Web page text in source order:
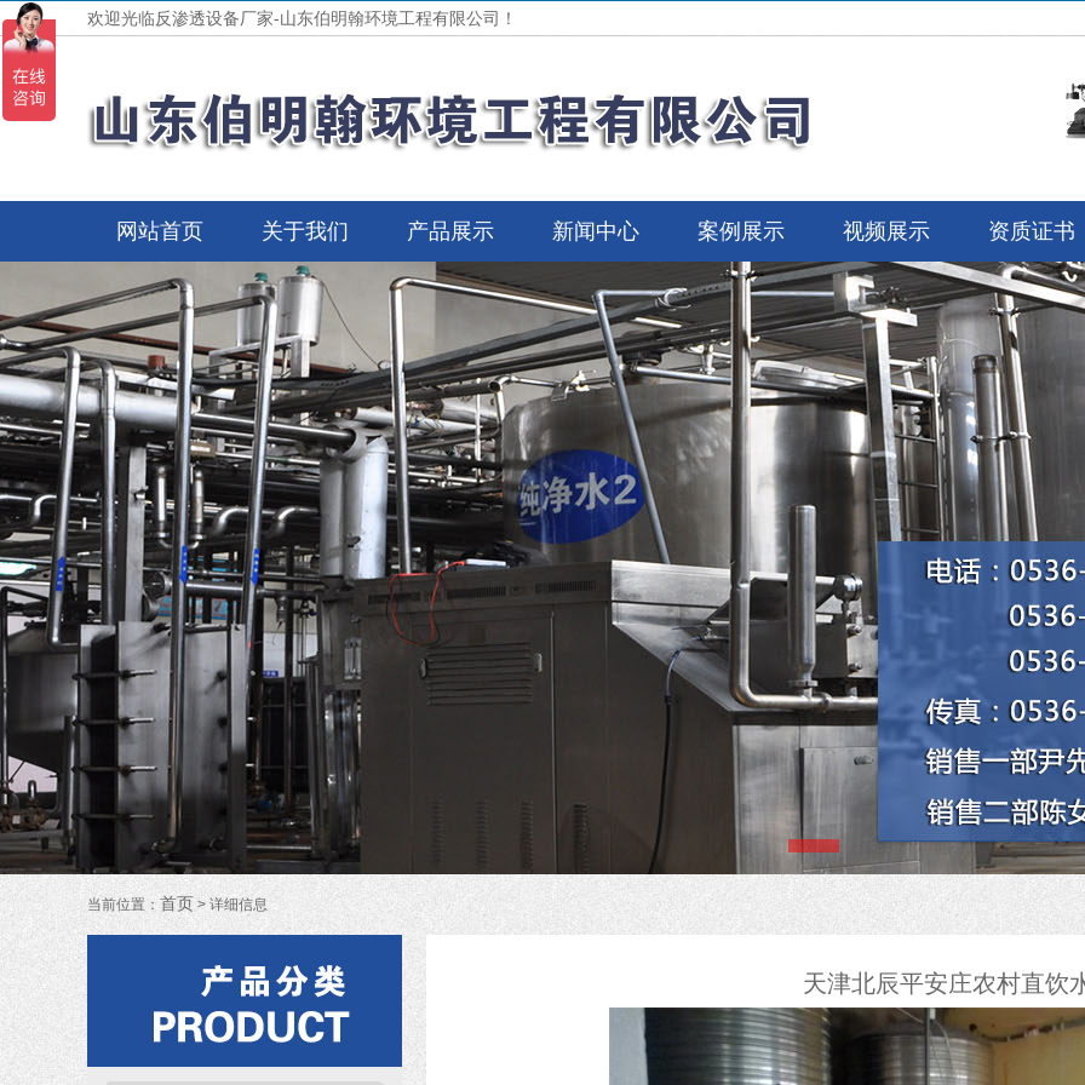
欢迎光临反渗透设备厂家-山东伯明翰环境工程有限公司！
网站首页 关于我们 产品展示
紫外线杀菌设备
反渗透（纯净水）设备
海水淡化设备
EDI超纯水设备
去离子水设备
设备现场安装图片
工业软化水设备
中水回用设备
车用尿素设备
医用纯化水设备
水处理设备配件及耗材
新闻中心 案例展示 视频展示 资质证书
当前位置：首页 > 详细信息
天津北辰平安庄农村直饮